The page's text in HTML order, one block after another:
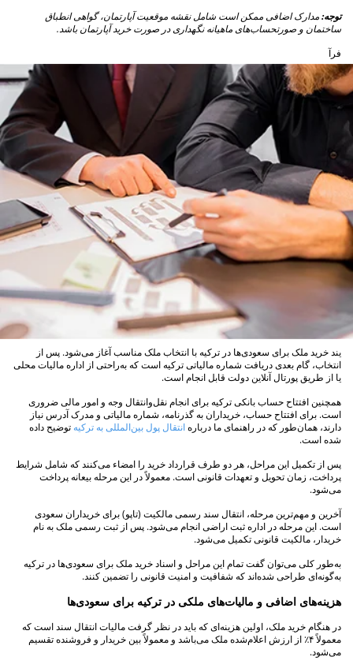
توجه:مدارک اضافی ممکن است شامل نقشه موقعیت آپارتمان، گواهی انطباق
ساختمان و صورتحساب‌های ماهیانه نگهداری در صورت خرید آپارتمان باشد.
فرآ
یند خرید ملک برای سعودی‌ها در ترکیه با انتخاب ملک مناسب آغاز می‌شود. پس از
انتخاب، گام بعدی دریافت شماره مالیاتی ترکیه است که به‌راحتی از اداره مالیات محلی
یا از طریق پورتال آنلاین دولت قابل انجام است.
همچنین افتتاح حساب بانکی ترکیه برای انجام نقل‌وانتقال وجه و امور مالی ضروری
است. برای افتتاح حساب، خریداران به گذرنامه، شماره مالیاتی و مدرک آدرس نیاز
دارند، همان‌طور که در راهنمای ما دربارهانتقال پول بین‌المللی به ترکیه توضیح داده
شده است.
پس از تکمیل این مراحل، هر دو طرف قرارداد خرید را امضاء می‌کنند که شامل شرایط
پرداخت، زمان تحویل و تعهدات قانونی است. معمولاً در این مرحله بیعانه پرداخت
می‌شود.
آخرین و مهم‌ترین مرحله، انتقال سند رسمی مالکیت (تاپو) برای خریداران سعودی
است. این مرحله در اداره ثبت اراضی انجام می‌شود. پس از ثبت رسمی ملک به نام
خریدار، مالکیت قانونی تکمیل می‌شود.
به‌طور کلی می‌توان گفت تمام این مراحل و اسناد خرید ملک برای سعودی‌ها در ترکیه
به‌گونه‌ای طراحی شده‌اند که شفافیت و امنیت قانونی را تضمین کنند.
هزینه‌های اضافی و مالیات‌های ملکی در ترکیه برای سعودی‌ها
در هنگام خرید ملک، اولین هزینه‌ای که باید در نظر گرفت مالیات انتقال سند است که
معمولاً ۴٪ از ارزش اعلام‌شده ملک می‌باشد و معمولاً بین خریدار و فروشنده تقسیم
می‌شود.